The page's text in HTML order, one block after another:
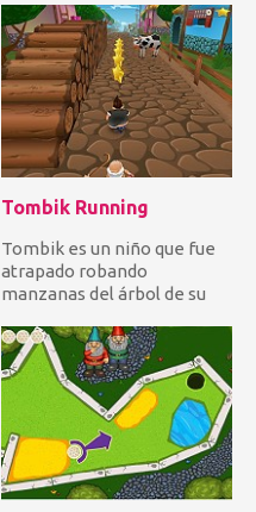
Tombik Running
Tombik es un niño que fue
atrapado robando
manzanas del árbol de su
salta...